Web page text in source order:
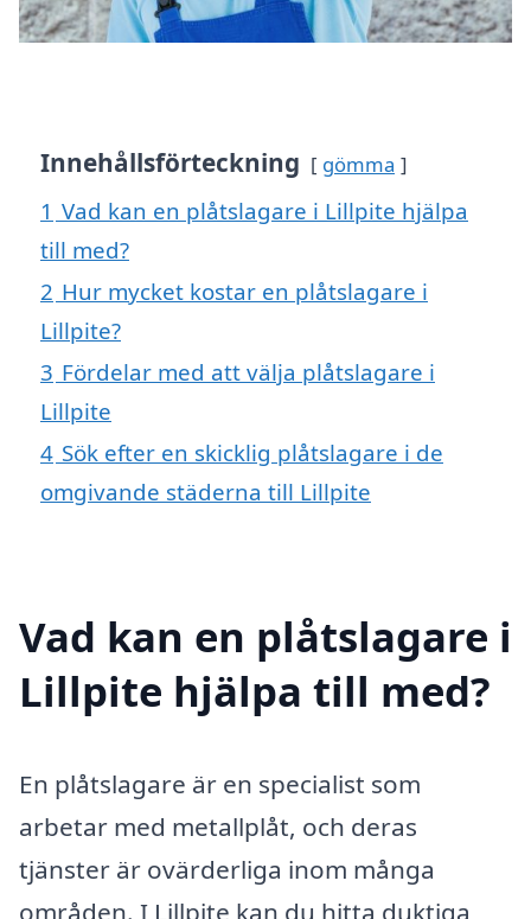
Innehållsförteckning gömma
1 Vad kan en plåtslagare i Lillpite hjälpa
till med?
2 Hur mycket kostar en plåtslagare i
Lillpite?
3 Fördelar med att välja plåtslagare i
Lillpite
4 Sök efter en skicklig plåtslagare i de
omgivande städerna till Lillpite
Vad kan en plåtslagare i
Lillpite hjälpa till med?
En plåtslagare är en specialist som
arbetar med metallplåt, och deras
tjänster är ovärderliga inom många
områden. I Lillpite kan du hitta duktiga